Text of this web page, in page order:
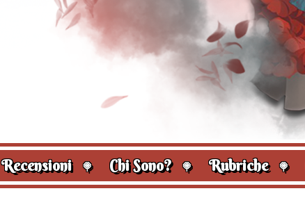
Recensioni 🍭 Chi Sono? 🍭 Rubriche 🍭